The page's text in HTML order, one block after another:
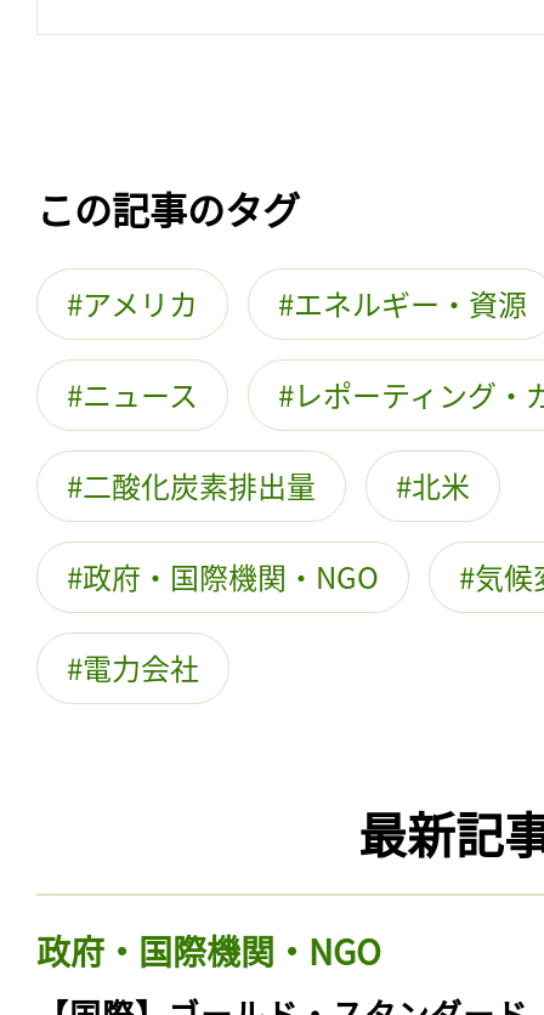
この記事のタグ
アメリカ エネルギー・資源
ニュース レポーティング・
二酸化炭素排出量 北米
政府・国際機関・NGO 気候
電力会社
最新記
政府・国際機関・NGO